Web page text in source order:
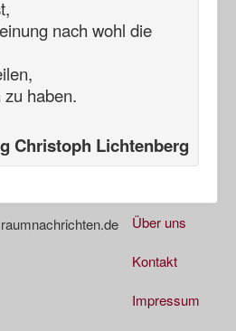
nach wohl die
haben.
Christoph Lichtenberg
Über uns
Kontakt
Impressum